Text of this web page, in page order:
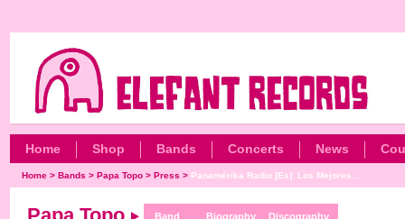
Home Shop Bands Concerts News
Home> Bands > Papa Topo> Press > Panamérika Radio [Es]: Los Mejores...
Band
Biography
Discography